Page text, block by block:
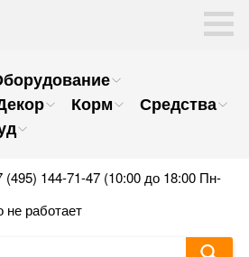
Корм
Средства
(495) 144-71-47 (10:00 до 18:00 Пн-
работает